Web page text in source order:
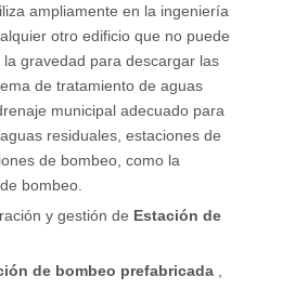
ampliamente en la ingeniería
otro edificio que no puede
gravedad para descargar las
de tratamiento de aguas
municipal adecuado para
residuales, estaciones de
de bombeo, como la
bombeo.
y gestión de Estación de
de bombeo prefabricada